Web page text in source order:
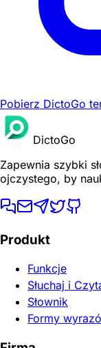
Pobierz DictoGo
DictoGo
Zapewnia szybki
ojczystego, by
Produkt
Funkcje
Słuchaj i
Słownik
Formy